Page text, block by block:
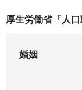
厚生労働省「人
婚姻